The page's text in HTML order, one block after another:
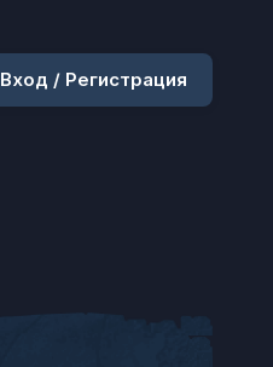
Вход / Регистрация